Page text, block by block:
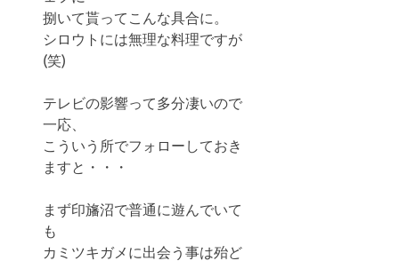
捌いて貰ってこんな具合に。
シロウトには無理な料理ですが
(笑)
テレビの影響って多分凄いので
一応、
こういう所でフォローしておき
ますと・・・
まず印旛沼で普通に遊んでいて
も
カミツキガメに出会う事は殆ど